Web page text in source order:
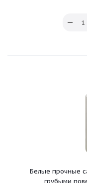
Белые прочные
грубыми